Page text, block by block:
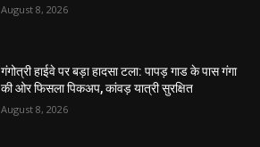
August 8, 2026
गंगोत्री हाईवे पर बड़ा हादसा टला: पापड़ गाड के पास गंगा
की ओर फिसला पिकअप, कांवड़ यात्री सुरक्षित
August 8, 2026